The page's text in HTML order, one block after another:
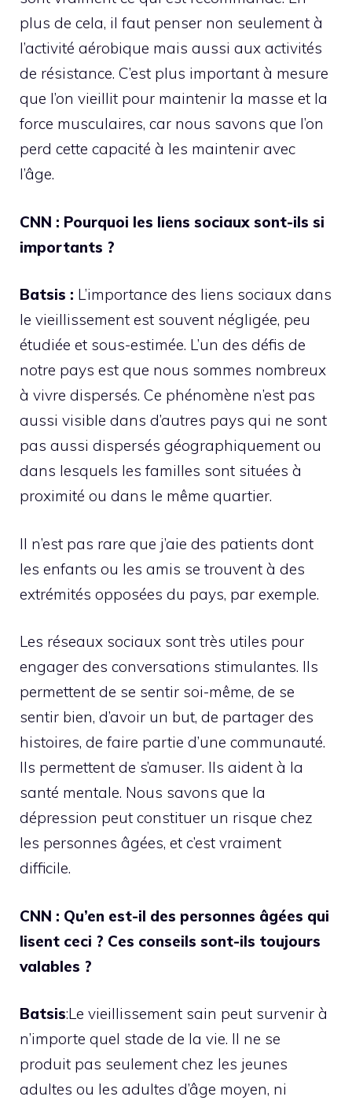
plus de cela, il faut penser non seulement à
l’activité aérobique mais aussi aux activités
de résistance. C’est plus important à mesure
que l’on vieillit pour maintenir la masse et la
force musculaires, car nous savons que l’on
perd cette capacité à les maintenir avec
l’âge.
CNN : Pourquoi les liens sociaux sont-ils si
importants ?
Batsis : L’importance des liens sociaux dans
le vieillissement est souvent négligée, peu
étudiée et sous-estimée. L’un des défis de
notre pays est que nous sommes nombreux
à vivre dispersés. Ce phénomène n’est pas
aussi visible dans d’autres pays qui ne sont
pas aussi dispersés géographiquement ou
dans lesquels les familles sont situées à
proximité ou dans le même quartier.
Il n’est pas rare que j’aie des patients dont
les enfants ou les amis se trouvent à des
extrémités opposées du pays, par exemple.
Les réseaux sociaux sont très utiles pour
engager des conversations stimulantes. Ils
permettent de se sentir soi-même, de se
sentir bien, d’avoir un but, de partager des
histoires, de faire partie d’une communauté.
Ils permettent de s’amuser. Ils aident à la
santé mentale. Nous savons que la
dépression peut constituer un risque chez
les personnes âgées, et c’est vraiment
difficile.
CNN : Qu’en est-il des personnes âgées qui
lisent ceci ? Ces conseils sont-ils toujours
valables ?
Batsis:Le vieillissement sain peut survenir à
n’importe quel stade de la vie. Il ne se
produit pas seulement chez les jeunes
adultes ou les adultes d’âge moyen, ni